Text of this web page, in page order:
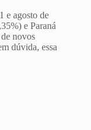
e agosto de
e Paraná
novos
dúvida, essa